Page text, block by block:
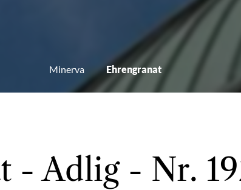
Minerva Ehrengranat
- Adlig - Nr.